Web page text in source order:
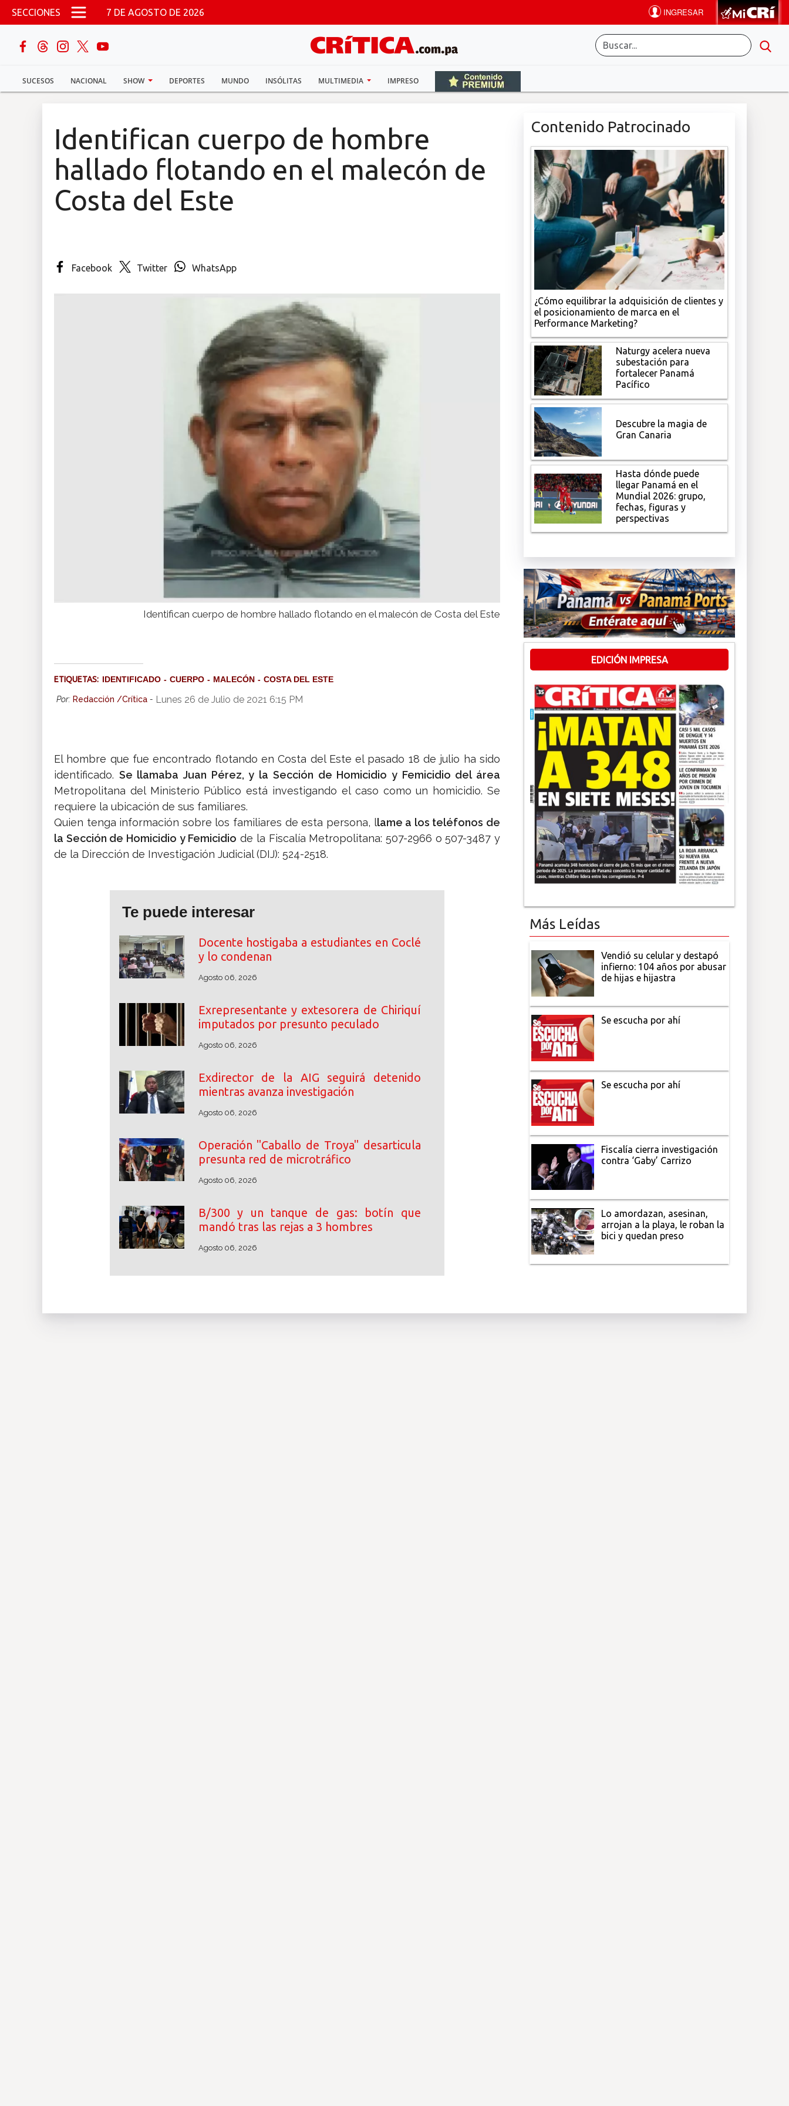
Pasar al contenido principal
SECCIONES 7 DE AGOSTO DE 2026
SUCESOS NACIONAL SHOW DEPORTES MUNDO INSÓLITAS MULTIMEDIA IMPRESO
buscar
Sucesos
Identifican cuerpo de hombre
hallado flotando en el malecón de
Costa del Este
Facebook Twitter WhatsApp
Identifican cuerpo de hombre hallado flotando en el malecón de Costa del Este
ETIQUETAS: IDENTIFICADO CUERPO MALECÓN COSTA DEL ESTE
Por: Redacción /Crítica - Lunes 26 de Julio de 2021 6:15 PM
El hombre que fue encontrado flotando en Costa del Este el pasado 18 de julio ha sido
identificado. Se llamaba Juan Pérez, y la Sección de Homicidio y Femicidio del área
Metropolitana del Ministerio Público está investigando el caso como un homicidio. Se
requiere la ubicación de sus familiares.
Quien tenga información sobre los familiares de esta persona, llame a los teléfonos de
la Sección de Homicidio y Femicidio de la Fiscalía Metropolitana: 507-2966 o 507-3487 y
de la Dirección de Investigación Judicial (DIJ): 524-2518.
Te puede interesar
Docente hostigaba a estudiantes en Coclé
y lo condenan
Agosto 06, 2026
Exrepresentante y extesorera de Chiriquí
imputados por presunto peculado
Agosto 06, 2026
Exdirector de la AIG seguirá detenido
mientras avanza investigación
Agosto 06, 2026
Operación "Caballo de Troya" desarticula
presunta red de microtráfico
Agosto 06, 2026
B/300 y un tanque de gas: botín que
mandó tras las rejas a 3 hombres
Agosto 06, 2026
Contenido Patrocinado
¿Cómo equilibrar la adquisición de clientes y
el posicionamiento de marca en el
Performance Marketing?
Naturgy acelera nueva
subestación para
fortalecer Panamá
Pacífico
Descubre la magia de
Gran Canaria
Hasta dónde puede
llegar Panamá en el
Mundial 2026: grupo,
fechas, figuras y
perspectivas
EDICIÓN IMPRESA
Más Leídas
Vendió su celular y destapó
infierno: 104 años por abusar
de hijas e hijastra
Se escucha por ahí
Se escucha por ahí
Fiscalía cierra investigación
contra ‘Gaby’ Carrizo
Lo amordazan, asesinan,
arrojan a la playa, le roban la
bici y quedan preso